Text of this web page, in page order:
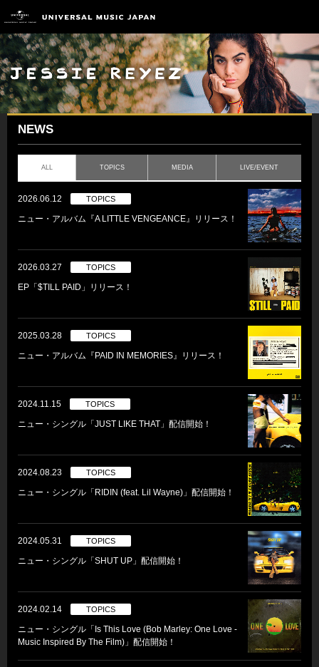
NEWS
ALL TOPICS MEDIA LIVE/EVENT
2026.06.12 TOPICS
ニュー・アルバム『A LITTLE VENGEANCE』リリース！
2026.03.27 TOPICS
EP「$TILL PAID」リリース！
2025.03.28 TOPICS
ニュー・アルバム『PAID IN MEMORIES』リリース！
2024.11.15 TOPICS
ニュー・シングル「JUST LIKE THAT」配信開始！
2024.08.23 TOPICS
ニュー・シングル「RIDIN (feat. Lil Wayne)」配信開始！
2024.05.31 TOPICS
ニュー・シングル「SHUT UP」配信開始！
2024.02.14 TOPICS
ニュー・シングル「Is This Love (Bob Marley: One Love -
Music Inspired By The Film)」配信開始！